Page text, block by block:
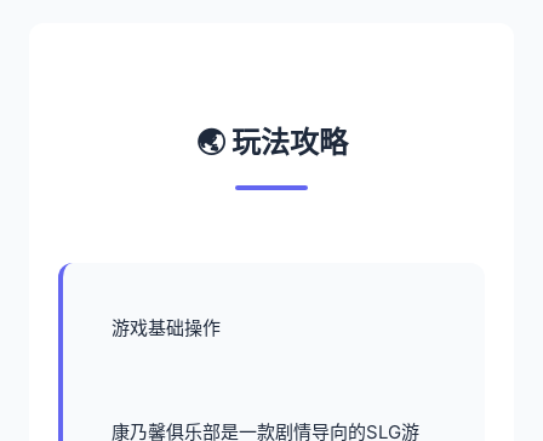
🌏 玩法攻略
游戏基础操作
康乃馨俱乐部是一款剧情导向的SLG游